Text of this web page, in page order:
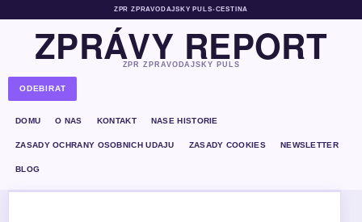
ZPR ZPRAVODAJSKY PULS•CESTINA
ZPRÁVY REPORT
ZPR ZPRAVODAJSKY PULS
ODEBIRAT
DOMU O NAS KONTAKT NASE HISTORIE
ZASADY OCHRANY OSOBNICH UDAJU ZASADY COOKIES NEWSLETTER
BLOG